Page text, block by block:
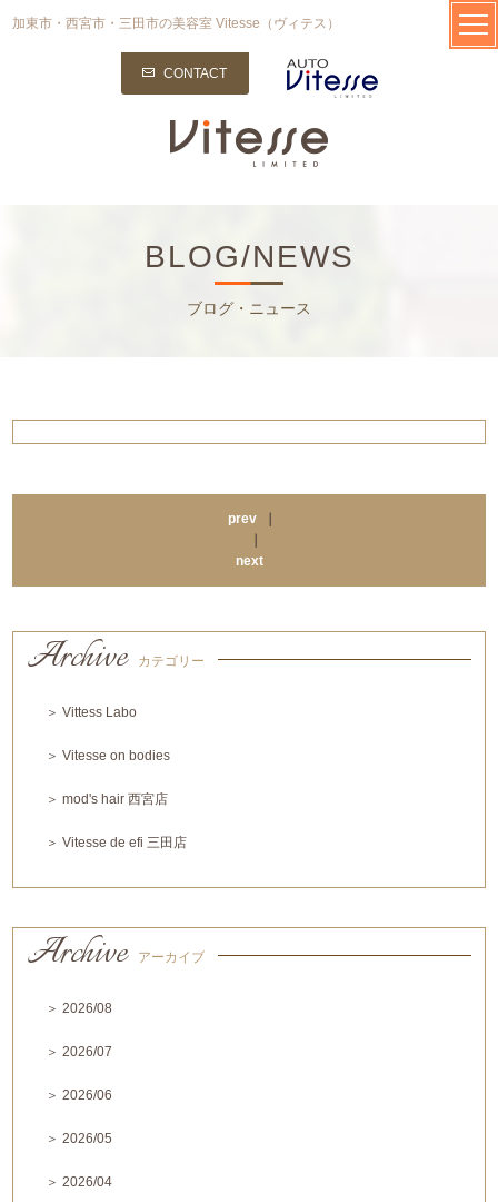
加東市・西宮市・三田市の美容室 Vitesse（ヴィテス）
CONTACT
BLOG/NEWS
ブログ・ニュース
prev
next
Archive カテゴリー
＞ Vittess Labo
＞ Vitesse on bodies
＞ mod's hair 西宮店
＞ Vitesse de efi 三田店
Archive アーカイブ
＞ 2026/08
＞ 2026/07
＞ 2026/06
＞ 2026/05
＞ 2026/04